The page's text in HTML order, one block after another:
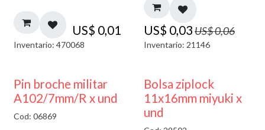
US$ 0,01
Inventario: 470068
US$ 0,03US$0,06
Inventario: 21146
Pin broche militar
A102/7mm/R x und
Cod: 06869
¡NUEVO!
Bolsa ziplock
11x16mm miyuki x
und